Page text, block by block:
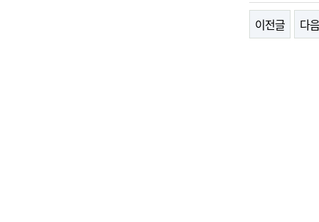
이전글 다